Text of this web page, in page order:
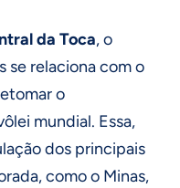
da Toca, o
se relaciona com o
o
mundial. Essa,
dos principais
como o Minas,